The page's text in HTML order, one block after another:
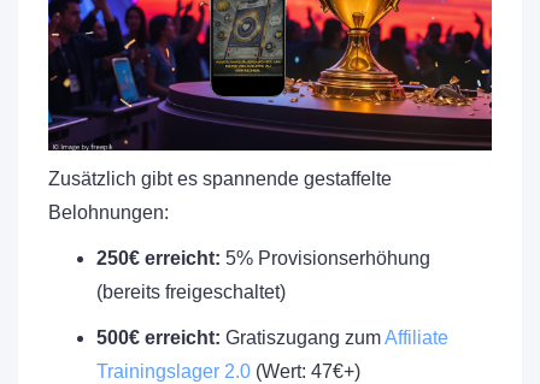
Zusätzlich gibt es spannende gestaffelte
Belohnungen:
250€ erreicht: 5% Provisionserhöhung
(bereits freigeschaltet)
500€ erreicht: Gratiszugang zumAffiliate
Trainingslager 2.0 (Wert: 47€+)